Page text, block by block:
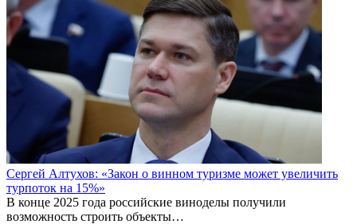
Сергей Алтухов: «Закон о винном туризме может увеличить
турпоток на 15%»
В конце 2025 года российские виноделы получили
возможность строить объекты…